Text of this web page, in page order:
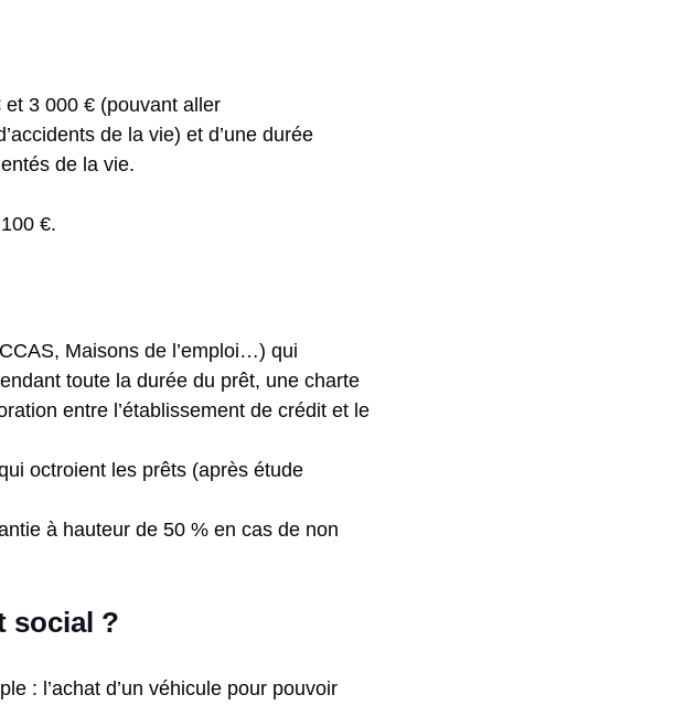
3 000 € (pouvant aller
de la vie) et d’une durée
de la vie.
€.
Maisons de l’emploi…) qui
toute la durée du prêt, une charte
entre l’établissement de crédit et le
octroient les prêts (après étude
à hauteur de 50 % en cas de non
social ?
: l’achat d’un véhicule pour pouvoir